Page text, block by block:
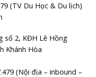
(TV Du Học & Du lịch)
số 2, KĐH Lê Hồng
Khánh Hòa
(Nội địa – inbound –